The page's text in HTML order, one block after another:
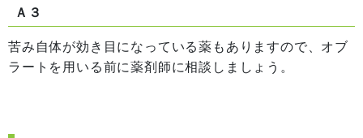
Ａ３
苦み自体が効き目になっている薬もありますので、オブ
ラートを用いる前に薬剤師に相談しましょう。